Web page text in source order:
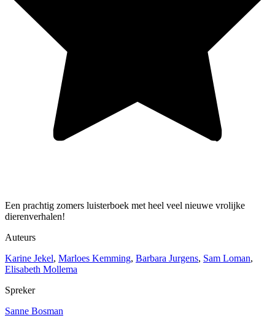
Een prachtig zomers luisterboek met heel veel nieuwe vrolijke
dierenverhalen!
Auteurs
Karine Jekel, Marloes Kemming, Barbara Jurgens, Sam Loman,
Elisabeth Mollema
Spreker
Sanne Bosman